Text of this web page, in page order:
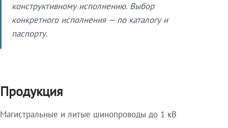
конструктивному исполнению. Выбор
конкретного исполнения — по каталогу и
паспорту.
Продукция
Магистральные и литые шинопроводы до 1 кВ